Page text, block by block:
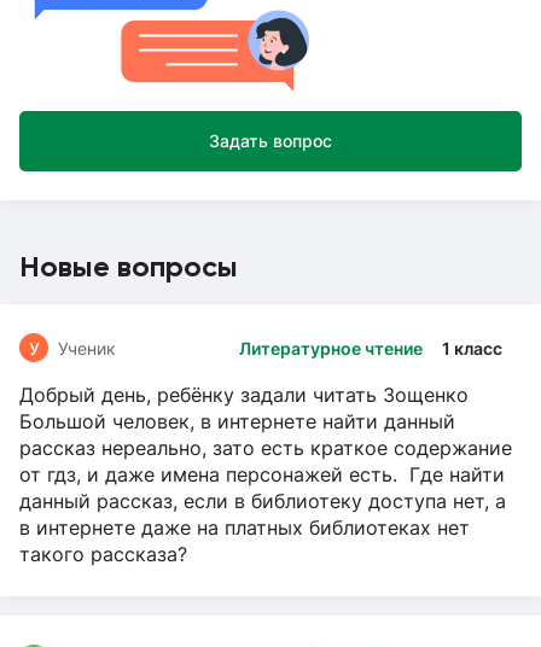
Задать вопрос
Новые вопросы
Литературное чтение 1 класс
У Ученик
Добрый день, ребёнку задали читать Зощенко
Большой человек, в интернете найти данный
рассказ нереально, зато есть краткое содержание
от гдз, и даже имена персонажей есть. Где найти
данный рассказ, если в библиотеку доступа нет, а
в интернете даже на платных библиотеках нет
такого рассказа?